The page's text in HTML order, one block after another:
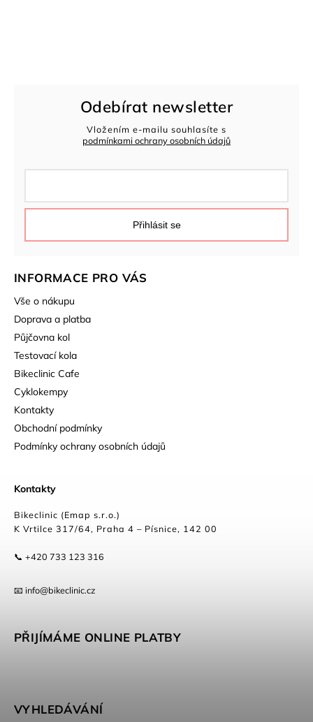
INFORMACE PRO VÁS
Vše o nákupu
Doprava a platba
Půjčovna kol
Testovací kola
Bikeclinic Cafe
Cyklokempy
Kontakty
Obchodní podmínky
Podmínky ochrany osobních údajů
Kontakty
Bikeclinic (Emap s.r.o.)
K Vrtilce 317/64, Praha 4 – Písnice, 142 00
📞 +420 733 123 316
📧 info@bikeclinic.cz
Odebírat newsletter
Vložením e-mailu souhlasíte s
podmínkami ochrany osobních údajů
Přihlásit se
PŘIJÍMÁME ONLINE PLATBY
VYHLEDÁVÁNÍ